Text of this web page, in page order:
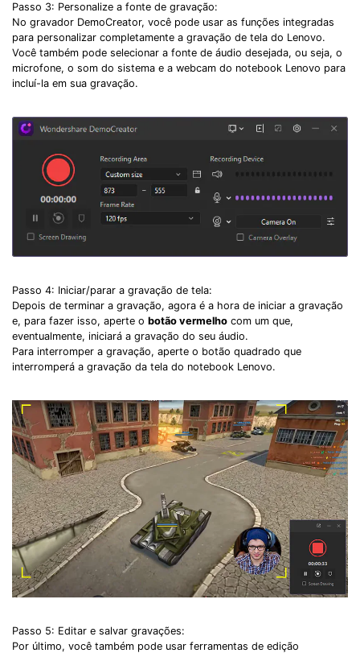
Passo 3: Personalize a fonte de gravação:
No gravador DemoCreator, você pode usar as funções integradas
para personalizar completamente a gravação de tela do Lenovo.
Você também pode selecionar a fonte de áudio desejada, ou seja, o
microfone, o som do sistema e a webcam do notebook Lenovo para
incluí-la em sua gravação.
Passo 4: Iniciar/parar a gravação de tela:
Depois de terminar a gravação, agora é a hora de iniciar a gravação
e, para fazer isso, aperte o botão vermelho com um que,
eventualmente, iniciará a gravação do seu áudio.
Para interromper a gravação, aperte o botão quadrado que
interromperá a gravação da tela do notebook Lenovo.
Passo 5: Editar e salvar gravações:
Por último, você também pode usar ferramentas de edição